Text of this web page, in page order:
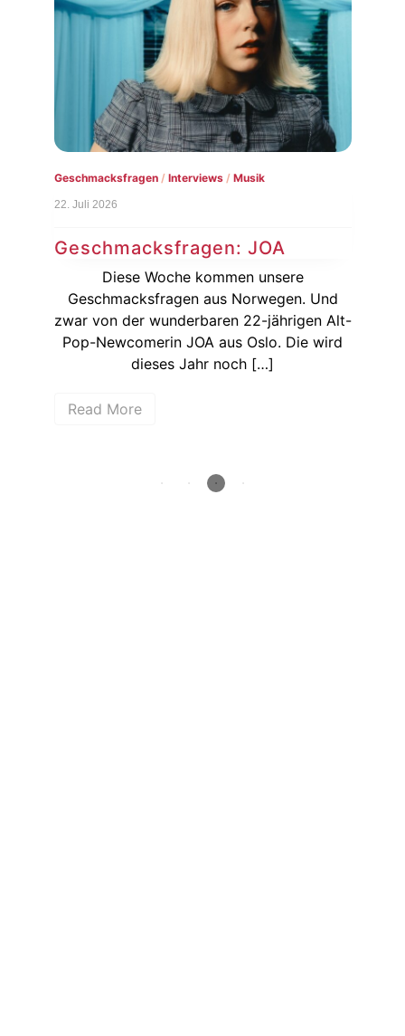
Geschmacksfragen/ Interviews/ Musik
22. Juli 2026
Geschmacksfragen: JOA
Diese Woche kommen unsere
Geschmacksfragen aus Norwegen. Und
zwar von der wunderbaren 22-jährigen Alt-
Pop-Newcomerin JOA aus Oslo. Die wird
dieses Jahr noch […]
Read More